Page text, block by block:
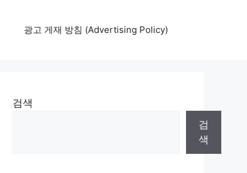
광고 게재 방침 (Advertising Policy)
검색
검
색